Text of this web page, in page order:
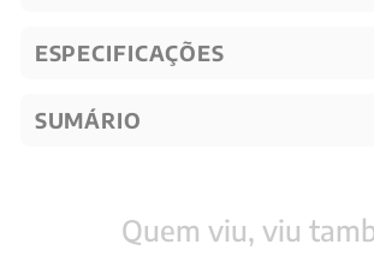
ESPECIFICAÇÕES
SUMÁRIO
Quem viu, viu